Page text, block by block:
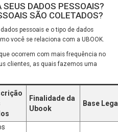
DADOS PESSOAIS?
SÃO COLETADOS?
pessoais e o tipo de dados
você se relaciona com a UBOOK.
ocorrem com mais frequência no
clientes, as quais fazemos uma
Finalidade da
Ubook
Base